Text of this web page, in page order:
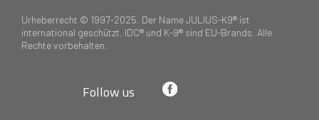
Urheberrecht © 1997-2025. Der Name JULIUS-K9® ist
international geschützt. IDC® und K-9® sind EU-Brands. Alle
Rechte vorbehalten.
Follow us